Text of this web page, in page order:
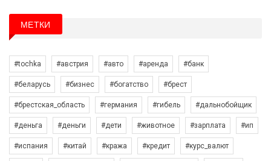
МЕТКИ
#tochka #австрия #авто #аренда #банк
#беларусь #бизнес #богатство #брест
#брестская_область #германия #гибель #дальнобойщик
#деньга #деньги #дети #животное #зарплата #ип
#испания #китай #кража #кредит #курс_валют